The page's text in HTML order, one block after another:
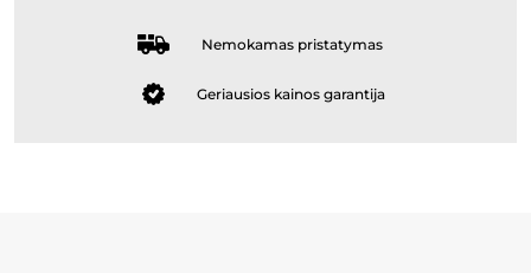
Nemokamas pristatymas
Geriausios kainos garantija